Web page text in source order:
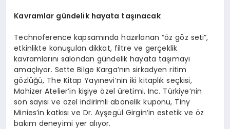
Kavramlar gündelik hayata taşınacak
Technoference kapsamında hazırlanan “öz göz seti”,
etkinlikte konuşulan dikkat, filtre ve gerçeklik
kavramlarını salondan gündelik hayata taşımayı
amaçlıyor. Sette Bilge Karga’nın sirkadyen ritim
gözlüğü, The Kitap Yayınevi’nin iki kitaplık seçkisi,
Mahizer Atelier’in kişiye özel üretimi, Inc. Türkiye’nin
son sayısı ve özel indirimli abonelik kuponu, Tiny
Minies’in katkısı ve Dr. Ayşegül Girgin’in estetik ve öz
bakım deneyimi yer alıyor.